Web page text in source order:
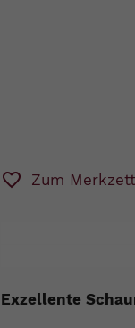
Zum
Exzellente